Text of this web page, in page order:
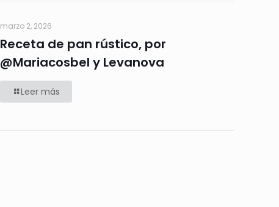
marzo 2, 2026
Receta de pan rústico, por
@Mariacosbel y Levanova
Leer más